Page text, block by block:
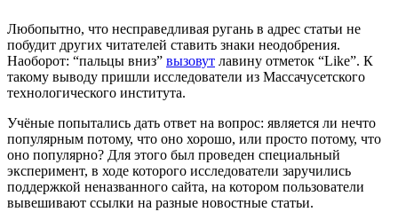
Любопытно, что несправедливая ругань в адрес статьи не
побудит других читателей ставить знаки неодобрения.
Наоборот: “пальцы вниз” вызовут лавину отметок “Like”. К
такому выводу пришли исследователи из Массачусетского
технологического института.
Учёные попытались дать ответ на вопрос: является ли нечто
популярным потому, что оно хорошо, или просто потому, что
оно популярно? Для этого был проведен специальный
эксперимент, в ходе которого исследователи заручились
поддержкой неназванного сайта, на котором пользователи
вывешивают ссылки на разные новостные статьи.